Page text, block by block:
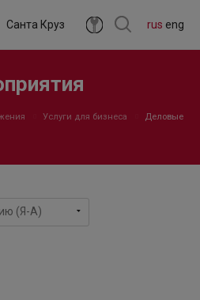
rus eng
Санта Круз
Услуги для бизнеса
Деловые